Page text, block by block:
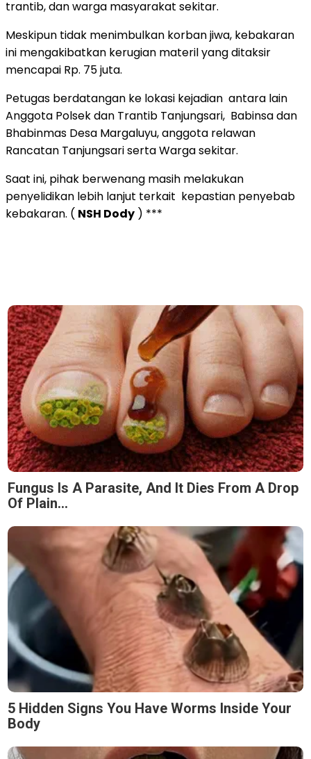
trantib, dan warga masyarakat sekitar.
Meskipun tidak menimbulkan korban jiwa, kebakaran
ini mengakibatkan kerugian materil yang ditaksir
mencapai Rp. 75 juta.
Petugas berdatangan ke lokasi kejadian antara lain
Anggota Polsek dan Trantib Tanjungsari, Babinsa dan
Bhabinmas Desa Margaluyu,anggota relawan
Rancatan Tanjungsari serta Warga sekitar.
Saat ini, pihak berwenang masih melakukan
penyelidikan lebih lanjut terkait kepastian penyebab
kebakaran. ( NSH Dody ) ***
Fungus Is A Parasite, And It Dies From A Drop
Of Plain...
5 Hidden Signs You Have Worms Inside Your
Body